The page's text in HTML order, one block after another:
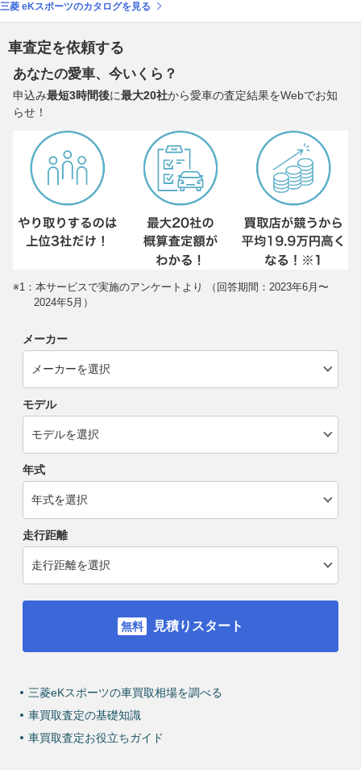
三菱 eKスポーツのカタログを見る
車査定を依頼する
あなたの愛車、今いくら？
申込み最短3時間後に最大20社から愛車の査定結果をWebでお知
らせ！
※1：本サービスで実施のアンケートより （回答期間：2023年6月〜
2024年5月）
メーカー
モデル
年式
走行距離
見積りスタート
三菱eKスポーツの車買取相場を調べる
車買取査定の基礎知識
車買取査定お役立ちガイド